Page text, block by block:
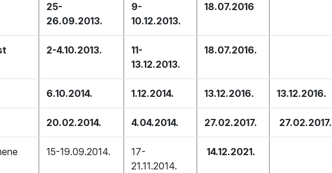
25-
26.09.2013.
9-
10.12.2013.
18.07.2016
2-4.10.2013.
11-
13.12.2013.
18.07.2016.
6.10.2014. 1.12.2014. 13.12.2016. 13.12.2016.
20.02.2014. 4.04.2014. 27.02.2017. 27.02.2017.
15-19.09.2014.
17-
21.11.2014.
14.12.2021.